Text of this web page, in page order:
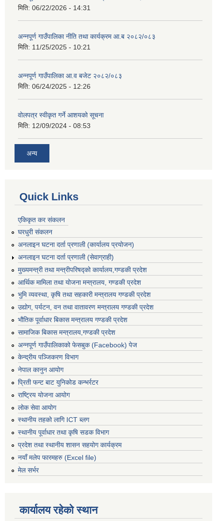
मिति: 06/22/2026 - 14:31
अन्नपूर्ण गाउँपालिका नीति तथा कार्यक्रम आ.ब २०८२/०८३
मिति: 11/25/2025 - 10:21
अन्नपूर्ण गाउँपालिका आ.व बजेट २०८२/०८३
मिति: 06/24/2025 - 12:26
वोलपत्र स्वीकृत गर्ने आशयको सूचना
मिति: 12/09/2024 - 08:53
अन्य
Quick Links
एकिकृत कर संकलन
घरधुरी संकलन
अनलाइन घटना दर्ता प्रणाली (कार्यालय प्रयोजन)
अनलाइन घटना दर्ता प्रणाली (सेवाग्राही)
मुख्यमन्त्री तथा मन्त्रीपरिषद्को कार्यालय,गण्डकी प्रदेश
आर्थिक मामिला तथा योजना मन्त्रालय, गण्डकी प्रदेश
भुमि व्यवस्था, कृषि तथा सहकारी मन्त्रालय गण्डकी प्रदेश
उद्योग, पर्यटन, वन तथा वातावरण मन्त्रालय गण्डकी प्रदेश
भौतिक पूर्वाधार बिकास मन्त्रालय गण्डकी प्रदेश
सामाजिक बिकास मन्त्रालय,गण्डकी प्रदेश
अन्नपूर्ण गाउँपालिकाको फेसबुक (Facebook) पेज
केन्द्रीय पञ्जिकरण विभाग
नेपाल कानुन आयोग
प्रिती फन्ट बाट युनिकोड कन्भर्रटर
राष्ट्रिय योजना आयोग
लोक सेवा आयोग
स्थानीय तहको लागि ICT ब्लग
स्थानीय पूर्वाधार तथा कृषि सडक विभाग
प्रदेश तथा स्थानीय शासन सहयोग कार्यक्रम
नयाँ मलेप फारमहरु (Excel file)
मेल सर्भर
कार्यालय रहेको स्थान